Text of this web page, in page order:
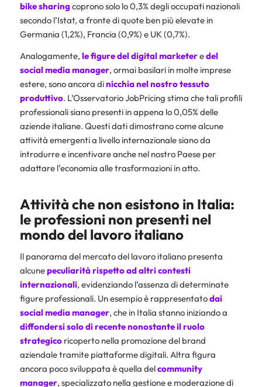
bike sharing coprono solo lo 0,3% degli occupati nazionali
secondo l’Istat, a fronte di quote ben più elevate in
Germania (1,2%), Francia (0,9%) e UK (0,7%).
Analogamente, le figure del digital marketeredel
social media manager, ormai basilari in molte imprese
estere, sono ancora dinicchia nel nostro tessuto
produttivo. L’Osservatorio JobPricing stima che tali profili
professionali siano presenti in appena lo 0,05% delle
aziende italiane. Questi dati dimostrano come alcune
attività emergenti a livello internazionale siano da
introdurre e incentivare anche nel nostro Paese per
adattare l’economia alle trasformazioni in atto.
Attività che non esistono in Italia:
le professioni non presenti nel
mondo del lavoro italiano
Il panorama del mercato del lavoro italiano presenta
alcunepeculiarità rispetto ad altri contesti
internazionali, evidenziando l’assenza di determinate
figure professionali. Un esempio è rappresentatodai
social media manager, che in Italia stanno iniziando a
diffondersi solo di recente nonostante il ruolo
strategicoricoperto nella promozione del brand
aziendale tramite piattaforme digitali. Altra figura
ancora poco sviluppata è quella delcommunity
manager, specializzato nella gestione e moderazione di